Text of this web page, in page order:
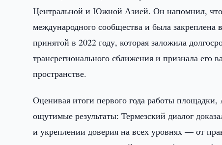
Центральной и Южной Азией. Он напомнил,
международного сообщества и была
принятой в 2022 году, которая заложила
трансрегионального сближения и признала его
пространстве.
Оценивая итоги первого года работы
ощутимые результаты: Термезский диалог
и укреплении доверия на всех уровнях — от